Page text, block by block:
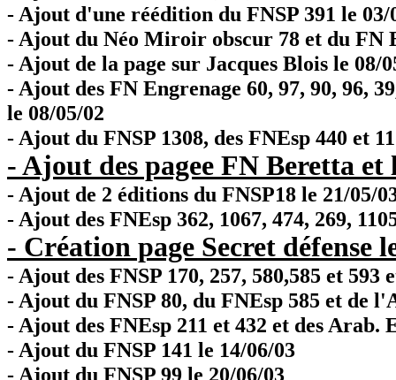
- Ajout d'une réédition du FNSP 391 le 03/
- Ajout du Néo Miroir obscur 78 et du FN
- Ajout de la page sur Jacques Blois le 08/
- Ajout des FN Engrenage 60, 97, 90, 96,
le 08/05/02
- Ajout du FNSP 1308, des FNEsp 440 et
- Ajout des pagee FN Beretta
- Ajout de 2 éditions du FNSP18 le 21/05/
- Ajout des FNEsp 362, 1067, 474, 269,
- Création page Secret défense
- Ajout des FNSP 170, 257, 580,585 et 593
- Ajout du FNSP 80, du FNEsp 585 et de
- Ajout des FNEsp 211 et 432 et des Arab.
- Ajout du FNSP 141 le 14/06/03
- Ajout du FNSP 99 le 20/06/03